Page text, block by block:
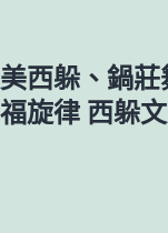
西躲、鍋
旋律 西躲